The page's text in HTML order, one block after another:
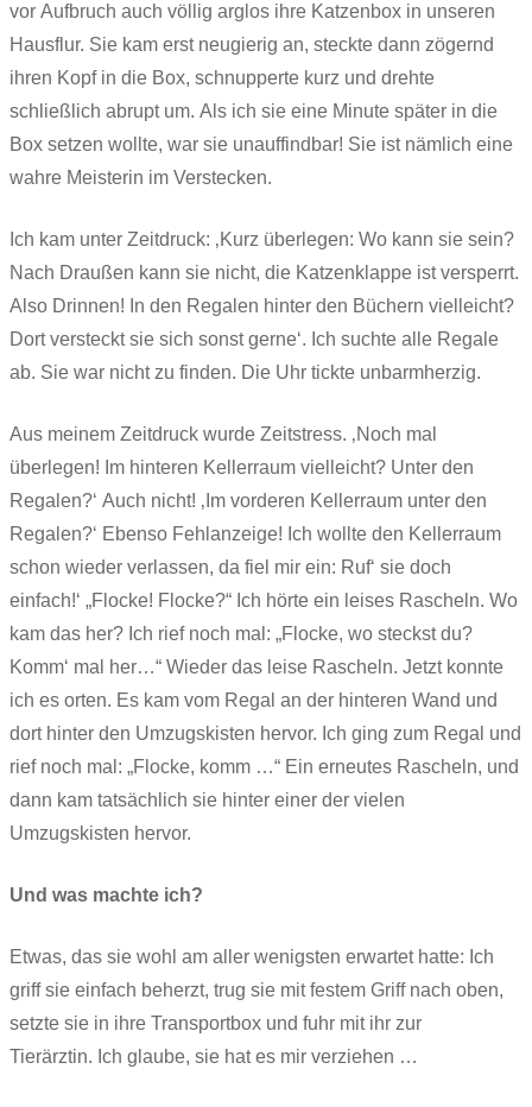
vor Aufbruch auch völlig arglos ihre Katzenbox in unseren
Hausflur. Sie kam erst neugierig an, steckte dann zögernd
ihren Kopf in die Box, schnupperte kurz und drehte
schließlich abrupt um. Als ich sie eine Minute später in die
Box setzen wollte, war sie unauffindbar! Sie ist nämlich eine
wahre Meisterin im Verstecken.
Ich kam unter Zeitdruck: ‚Kurz überlegen: Wo kann sie sein?
Nach Draußen kann sie nicht, die Katzenklappe ist versperrt.
Also Drinnen! In den Regalen hinter den Büchern vielleicht?
Dort versteckt sie sich sonst gerne‘. Ich suchte alle Regale
ab. Sie war nicht zu finden. Die Uhr tickte unbarmherzig.
Aus meinem Zeitdruck wurde Zeitstress. ‚Noch mal
überlegen! Im hinteren Kellerraum vielleicht? Unter den
Regalen?‘ Auch nicht! ‚Im vorderen Kellerraum unter den
Regalen?‘ Ebenso Fehlanzeige! Ich wollte den Kellerraum
schon wieder verlassen, da fiel mir ein: Ruf‘ sie doch
einfach!‘ „Flocke! Flocke?“ Ich hörte ein leises Rascheln. Wo
kam das her? Ich rief noch mal: „Flocke, wo steckst du?
Komm‘ mal her…“ Wieder das leise Rascheln. Jetzt konnte
ich es orten. Es kam vom Regal an der hinteren Wand und
dort hinter den Umzugskisten hervor. Ich ging zum Regal und
rief noch mal: „Flocke, komm …“ Ein erneutes Rascheln, und
dann kam tatsächlich sie hinter einer der vielen
Umzugskisten hervor.
Und was machte ich?
Etwas, das sie wohl am aller wenigsten erwartet hatte: Ich
griff sie einfach beherzt, trug sie mit festem Griff nach oben,
setzte sie in ihre Transportbox und fuhr mit ihr zur
Tierärztin. Ich glaube, sie hat es mir verziehen …